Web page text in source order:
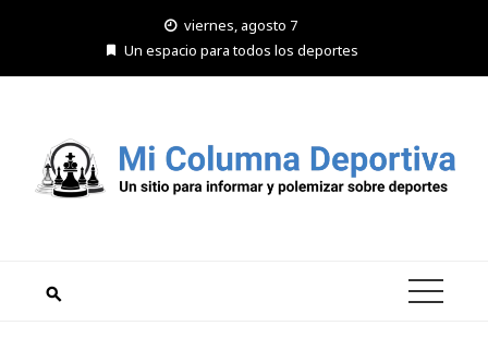
viernes, agosto 7
Un espacio para todos los deportes